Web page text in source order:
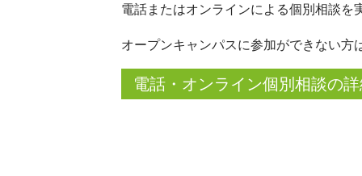
電話またはオンラインによる個別相談を
オープンキャンパスに参加ができない方
電話・オンライン個別相談の